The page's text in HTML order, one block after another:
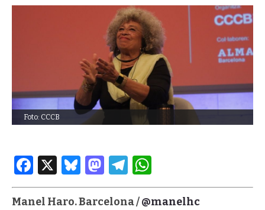
Foto: CCCB
Facebook
X Bluesky
Mastodon
Telegram
Manel Haro. Barcelona /@manelhc